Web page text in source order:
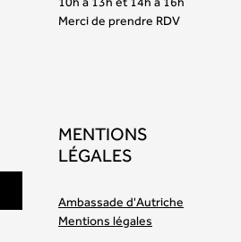
Merci de prendre RDV
MENTIONS
LÉGALES
Ambassade d'Autriche
Mentions légales